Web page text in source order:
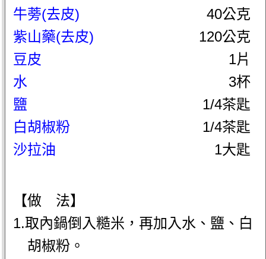
牛蒡(去皮)
40公克
紫山藥(去皮)
120公克
豆皮
1片
水
3杯
鹽
1/4茶匙
白胡椒粉
1/4茶匙
沙拉油
1大匙
【做 法】
1.取內鍋倒入糙米，再加入水、鹽、白
胡椒粉。